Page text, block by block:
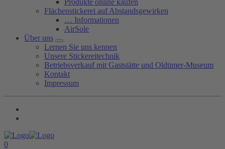
Produkte online kaufen
Flächenstickerei auf Abstandsgewirken
… Informationen
AirSole
Über uns
Lernen Sie uns kennen
Unsere Stickereitechnik
Betriebsverkauf mit Gaststätte und Oldtimer-Museum
Kontakt
Impressum
0